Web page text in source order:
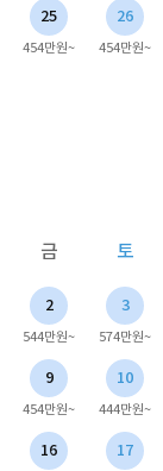
25
454만원~
26
454만원~
금 토
2
544만원~
3
574만원~
9
454만원~
10
444만원~
16 17